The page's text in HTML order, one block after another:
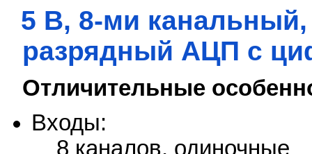
5 В, 8-ми
разрядный АЦП с
Отличительные
Входы:
8 каналов, одиночные